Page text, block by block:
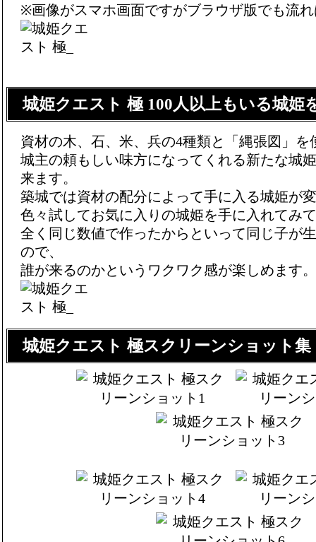
※画像がスマホ画面ですがブラウザ版でも流
城姫クエスト 極 100人以上もいる城姫
資材の木、石、米、兵の4種類と「縄張図」を
城主の頼もしい味方になってくれる新たな城
来ます。
築城では資材の配分によって手に入る城姫が
色々試してお気に入りの城姫を手に入れてみ
全く同じ数値で作ったからといって同じ子が
ので、
誰が来るのかというワクワク感が楽しめます。
城姫クエスト 極スクリーンショット集